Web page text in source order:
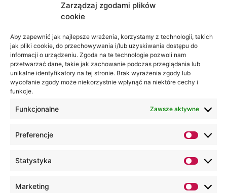
Zarządzaj zgodami plików
cookie
Aby zapewnić jak najlepsze wrażenia, korzystamy z technologii, takich
jak pliki cookie, do przechowywania i/lub uzyskiwania dostępu do
informacji o urządzeniu. Zgoda na te technologie pozwoli nam
przetwarzać dane, takie jak zachowanie podczas przeglądania lub
unikalne identyfikatory na tej stronie. Brak wyrażenia zgody lub
wycofanie zgody może niekorzystnie wpłynąć na niektóre cechy i
funkcje.
Funkcjonalne Zawsze aktywne
Preferencje
Statystyka
Marketing
Akademia
WSEI
ul.
Projektowa
4